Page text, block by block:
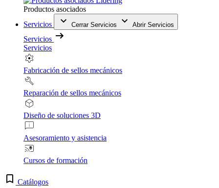
Productos asociados
Servicios
Cerrar Servicios Abrir Servicios
Servicios
Servicios
Fabricación de sellos mecánicos
Reparación de sellos mecánicos
Diseño de soluciones 3D
Asesoramiento y asistencia
Cursos de formación
Catálogos